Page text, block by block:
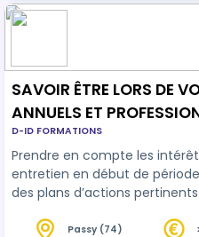
SAVOIR ÊTRE LORS DE
ANNUELS ET
D-ID FORMATIONS
Prendre en compte les
entretien en début de
des plans d’actions pertinents
Passy (74)